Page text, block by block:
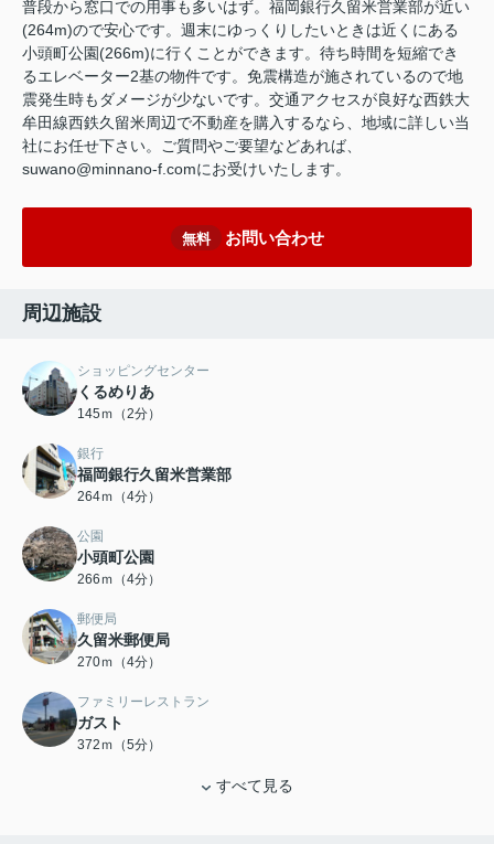
普段から窓口での用事も多いはず。福岡銀行久留米営業部が近い
(264m)ので安心です。週末にゆっくりしたいときは近くにある
小頭町公園(266m)に行くことができます。待ち時間を短縮でき
るエレベーター2基の物件です。免震構造が施されているので地
震発生時もダメージが少ないです。交通アクセスが良好な西鉄大
牟田線西鉄久留米周辺で不動産を購入するなら、地域に詳しい当
社にお任せ下さい。ご質問やご要望などあれば、
suwano@minnano-f.comにお受けいたします。
無料 お問い合わせ
周辺施設
ショッピングセンター
くるめりあ
145ｍ（2分）
銀行
福岡銀行久留米営業部
264ｍ（4分）
公園
小頭町公園
266ｍ（4分）
郵便局
久留米郵便局
270ｍ（4分）
ファミリーレストラン
ガスト
372ｍ（5分）
すべて見る